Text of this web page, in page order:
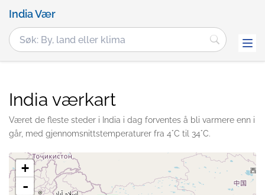
India Vær
India værkart
Været de fleste steder i India i dag forventes å bli varmere enn i
går, med gjennomsnittstemperaturer fra 4°C til 34°C.
+
-